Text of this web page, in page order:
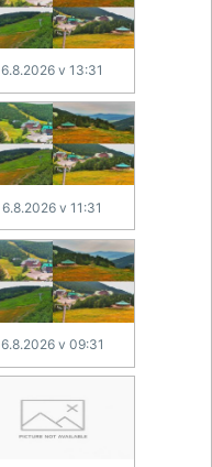
6.8.2026 v 13:31
6.8.2026 v 11:31
6.8.2026 v 09:31